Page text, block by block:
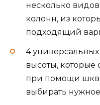
несколько
колонн, из
подходящий
4
высоты,
при помощи
выбирать